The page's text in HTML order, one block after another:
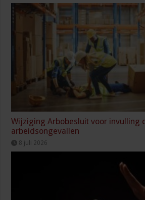
Wijziging Arbobesluit voor invulling
arbeidsongevallen
8 juli 2026